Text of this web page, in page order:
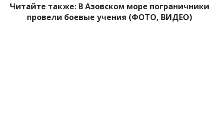
Читайте также: В Азовском море пограничники
провели боевые учения (ФОТО, ВИДЕО)